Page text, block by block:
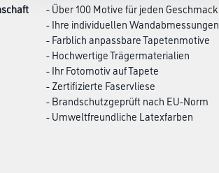
- Über 100 Motive für jeden Geschmack
- Ihre individuellen Wandabmessungen
- Farblich anpassbare Tapetenmotive
- Hochwertige Trägermaterialien
- Ihr Fotomotiv auf Tapete
- Zertifizierte Faservliese
- Brandschutzgeprüft nach EU-Norm
- Umweltfreundliche Latexfarben